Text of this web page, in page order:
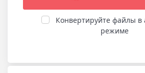
Конвертируйте файлы в
режиме